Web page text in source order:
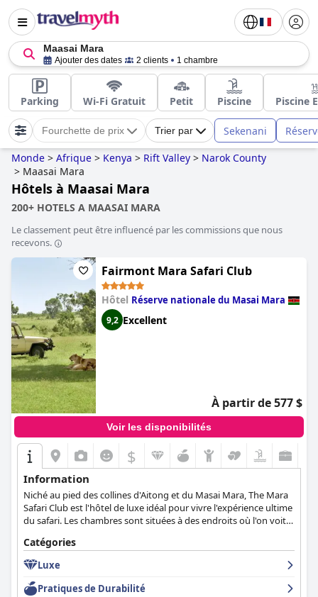
Maasai Mara
Ajouter des dates 2 clients 1 chambre
Parking Wi-Fi Gratuit Petit Piscine Piscine
Fourchette de prix Trier par Sekenani
Monde > Afrique > Kenya > Rift Valley > Narok County
> Maasai Mara
Hôtels à Maasai Mara
200+ HOTELS A MAASAI MARA
Le classement peut être influencé par les commissions que nous
recevons.
Fairmont Mara Safari Club
Hôtel Réserve nationale du Masai Mara
9,2 Excellent
À partir de 577 $
Voir les disponibilités
$
Information
Niché au pied des collines d'Aitong et du Masai Mara, The Mara
Safari Club est l'hôtel de luxe idéal pour vivre l'expérience ultime
du safari. Les chambres sont situées à des endroits où l'on voit
des safaris en Land Cruiser.
Catégories
Luxe
Pratiques de Durabilité